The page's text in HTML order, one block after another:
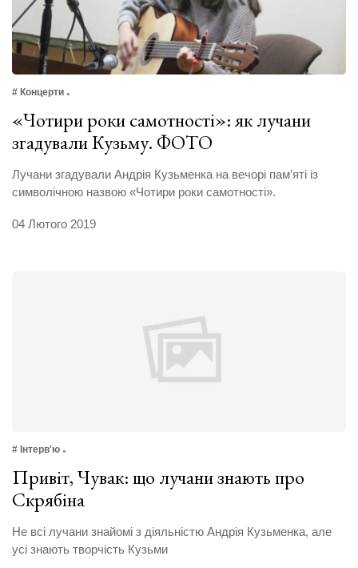
# Концерти
«Чотири роки самотності»: як лучани
згадували Кузьму. ФОТО
Лучани згадували Андрія Кузьменка на вечорі пам’яті із
символічною назвою «Чотири роки самотності».
04 Лютого 2019
# Інтерв'ю
Привіт, Чувак: що лучани знають про
Скрябіна
Не всі лучани знайомі з діяльністю Андрія Кузьменка, але
усі знають творчість Кузьми